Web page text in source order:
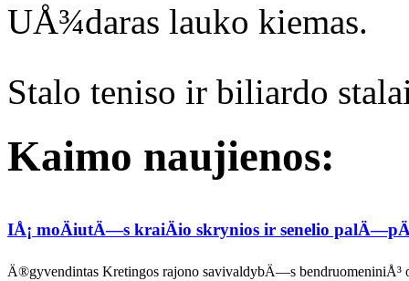
UÅ¾daras lauko kiemas.
Stalo teniso ir biliardo
Kaimo naujienos:
IÅ¡ moÄiutÄ—s kraiÄio skrynios ir senelio
Ä®gyvendintas Kretingos rajono savivaldybÄ—s bendruomeniniÅ³